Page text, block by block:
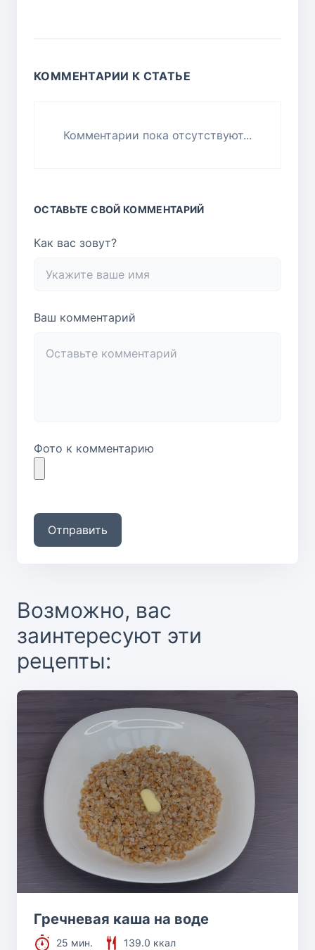
КОММЕНТАРИИ К СТАТЬЕ
Комментарии пока отсутствуют...
ОСТАВЬТЕ СВОЙ КОММЕНТАРИЙ
Как вас зовут?
Ваш комментарий
Фото к комментарию
Отправить
Возможно, вас
заинтересуют эти
рецепты:
Гречневая каша на воде
25 мин.
139.0 ккал